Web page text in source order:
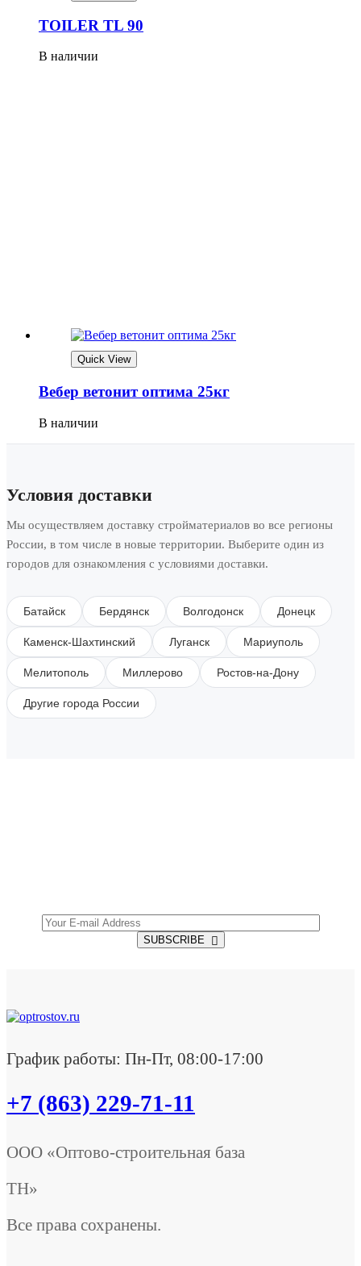
TOILER TL 90
В наличии
Quick View
Вебер ветонит оптима 25кг
В наличии
Условия доставки
Мы осуществляем доставку стройматериалов во все регионы
России, в том числе в новые территории. Выберите один из
городов для ознакомления с условиями доставки.
Батайск Бердянск Волгодонск Донецк
Каменск-Шахтинский Луганск Мариуполь
Мелитополь Миллерово Ростов-на-Дону
Другие города России
SUBSCRIBE
График работы: Пн-Пт, 08:00-17:00
+7 (863) 229-71-11
ООО «Оптово-строительная база
ТН»
Все права сохранены.